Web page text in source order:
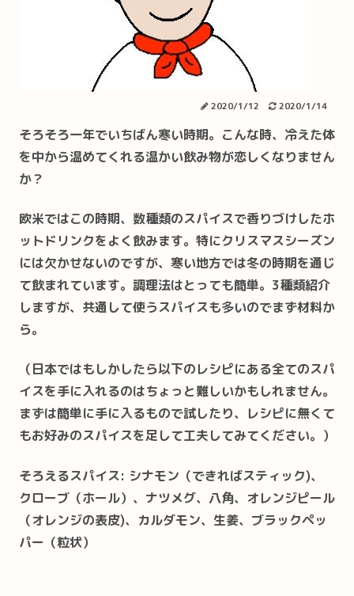
2020/1/12 2020/1/14
そろそろ一年でいちばん寒い時期。こんな時、冷えた体
を中から温めてくれる温かい飲み物が恋しくなりません
か？
欧米ではこの時期、数種類のスパイスで香りづけしたホ
ットドリンクをよく飲みます。特にクリスマスシーズン
には欠かせないのですが、寒い地方では冬の時期を通じ
て飲まれています。調理法はとっても簡単。3種類紹介
しますが、共通して使うスパイスも多いのでまず材料か
ら。
（日本ではもしかしたら以下のレシピにある全てのスパ
イスを手に入れるのはちょっと難しいかもしれません。
まずは簡単に手に入るもので試したり、レシピに無くて
もお好みのスパイスを足して工夫してみてください。）
そろえるスパイス: シナモン（できればスティック)、
クローブ（ホール）、ナツメグ、八角、オレンジピール
（オレンジの表皮)、カルダモン、生姜、ブラックペッ
パー（粒状）